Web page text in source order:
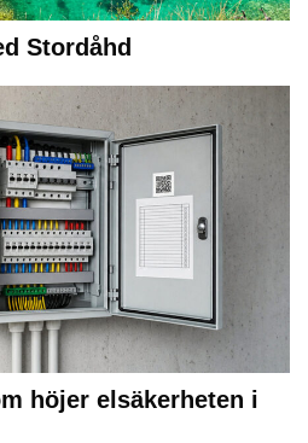
Stordåhd
höjer elsäkerheten i